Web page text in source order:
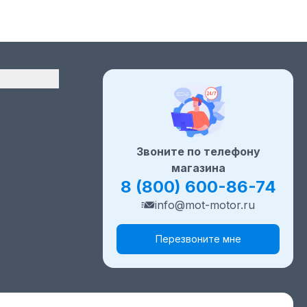
Звоните по телефону
магазина
8 (800) 600-86-74
info@mot-motor.ru
Перезвоните мне